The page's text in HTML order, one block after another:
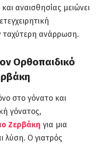
αναισθησίας μειώνει
ταχύτερη ανάρρωση.
Ορθοπαιδικό
στο γόνατο και
γόνατος,
Ζερβάκη για μια
λύση. Ο γιατρός